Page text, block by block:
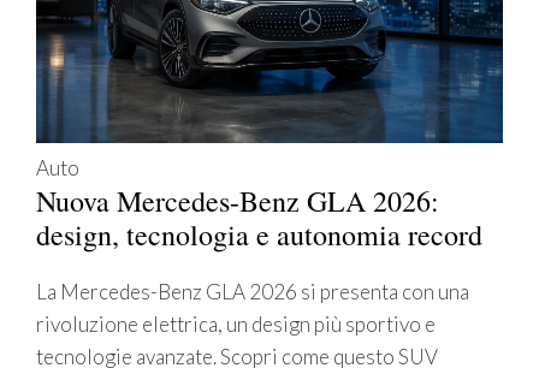
Auto
Nuova Mercedes-Benz GLA 2026:
design, tecnologia e autonomia record
La Mercedes-Benz GLA 2026 si presenta con una
rivoluzione elettrica, un design più sportivo e
tecnologie avanzate. Scopri come questo SUV